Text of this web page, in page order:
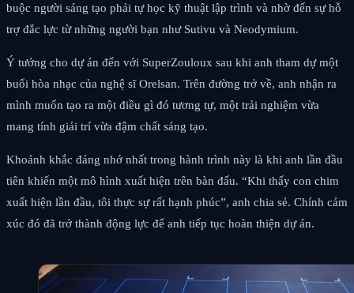
buộc người sáng tạo phải tự học kỹ thuật lập trình và nhờ đến sự hỗ
trợ đắc lực từ những người bạn như Sutivu và Neodymium.
Ý tưởng cho dự án đến với SuperZouloux sau khi anh tham dự một
buổi hòa nhạc của nghệ sĩ Orelsan. Trên đường trở về, anh nhận ra
mình muốn tạo ra một điều gì đó tương tự, một trải nghiệm vừa
mang tính giải trí vừa đậm chất sáng tạo.
Khoảnh khắc đáng nhớ nhất trong hành trình này là khi anh lần đầu
tiên khiến một mô hình xuất hiện trên bàn đấu. “Khi thấy con chim
xuất hiện lần đầu, tôi thực sự rất hạnh phúc”, anh chia sẻ. Chính cảm
xúc đó đã trở thành động lực để anh tiếp tục hoàn thiện dự án.